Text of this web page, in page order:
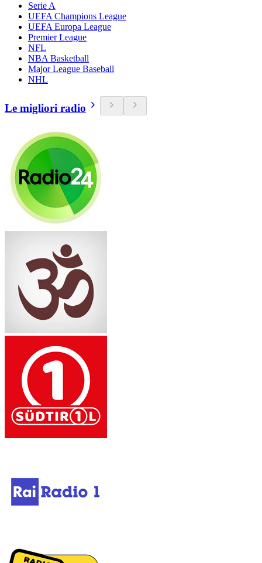
Serie A
UEFA Champions League
UEFA Europa League
Premier League
NFL
NBA Basketball
Major League Baseball
NHL
Le migliori radio